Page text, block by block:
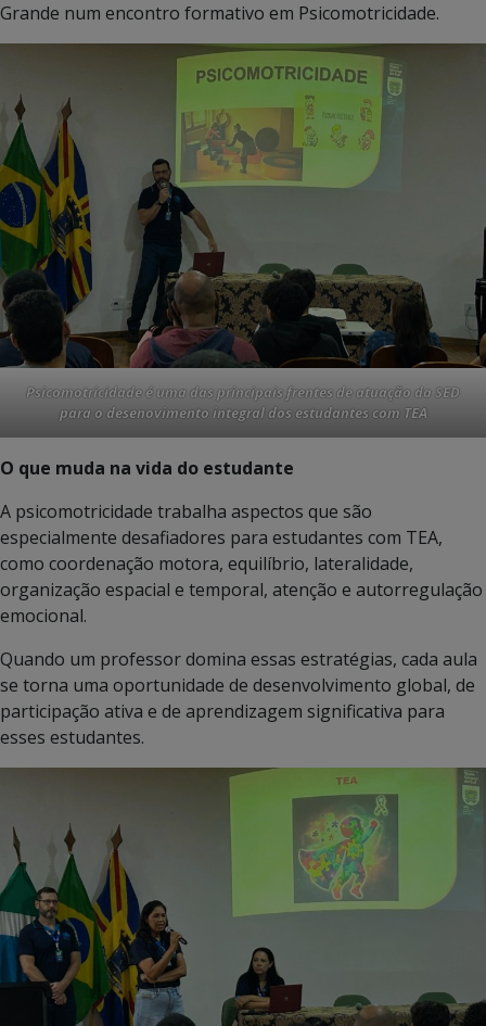
Grande num encontro formativo em Psicomotricidade.
Psicomotricidade é uma das principais frentes de atuação da SED
para o desenovimento integral dos estudantes com TEA
O que muda na vida do estudante
A psicomotricidade trabalha aspectos que são
especialmente desafiadores para estudantes com TEA,
como coordenação motora, equilíbrio, lateralidade,
organização espacial e temporal, atenção e autorregulação
emocional.
Quando um professor domina essas estratégias, cada aula
se torna uma oportunidade de desenvolvimento global, de
participação ativa e de aprendizagem significativa para
esses estudantes.